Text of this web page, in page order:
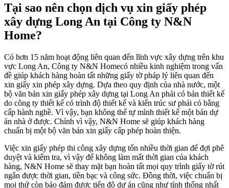
Tại sao nên chọn dịch vụ xin giấy phép
xây dựng Long An tại Công ty N&N
Home?
Có hơn 15 năm hoạt động liên quan đến lĩnh vực xây dựng trên khu
vực Long An, Công ty N&N Homecó nhiều kinh nghiệm trong vấn
đề giúp khách hàng hoàn tất những giấy tờ pháp lý liên quan đến
xin giấy xin phép xây dựng. Dựa theo quy định của nhà nước, một
bộ văn bản xin giấy phép xây dựng tại Long An phải có bản thiết kế
do công ty thiết kế có trình độ thiết kế và kiến trúc sư phải có bằng
cấp hành nghề. Vì vậy, bạn không thể tự mình thiết kế một bản dự
án nhà ở được. Chính vì vậy, N&N Home sẽ giúp khách hàng
chuẩn bị một bộ văn bản xin giấy cấp phép hoàn thiện.
Việc xin giấy phép thi công xây dựng tốn nhiều thời gian để đợi phê
duyệt và kiểm tra, vì vậy để không làm mất thời gian của khách
hàng, N&N Home sẽ thay mặt bạn hoàn tất mọi quy trình giấy tờ rút
ngắn được thời gian, tiền bạc và công sức. Đồng thời, việc chuẩn bị
mọi thứ còn bảo đảm được tiến độ dự án cũng như tính thống nhất